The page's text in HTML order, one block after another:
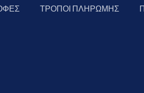
ΤΡΟΠΟΙ ΠΛΗΡΩΜΗΣ